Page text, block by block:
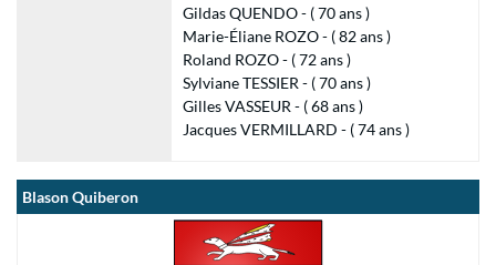
Gildas QUENDO - ( 70 ans )
Marie-Éliane ROZO - ( 82 ans )
Roland ROZO - ( 72 ans )
Sylviane TESSIER - ( 70 ans )
Gilles VASSEUR - ( 68 ans )
Jacques VERMILLARD - ( 74 ans )
Blason Quiberon